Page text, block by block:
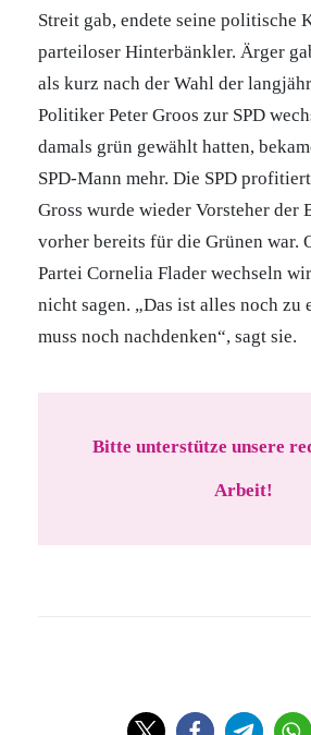
Streit gab, endete seine politische
parteiloser Hinterbänkler. Ärger
als kurz nach der Wahl der
Politiker Peter Groos zur SPD
damals grün gewählt hatten,
SPD-Mann mehr. Die SPD
Gross wurde wieder Vorsteher der
vorher bereits für die Grünen war.
Partei Cornelia Flader wechseln
nicht sagen. „Das ist alles noch zu
muss noch nachdenken“, sagt sie.
Bitte unterstütze unsere
Arbeit!